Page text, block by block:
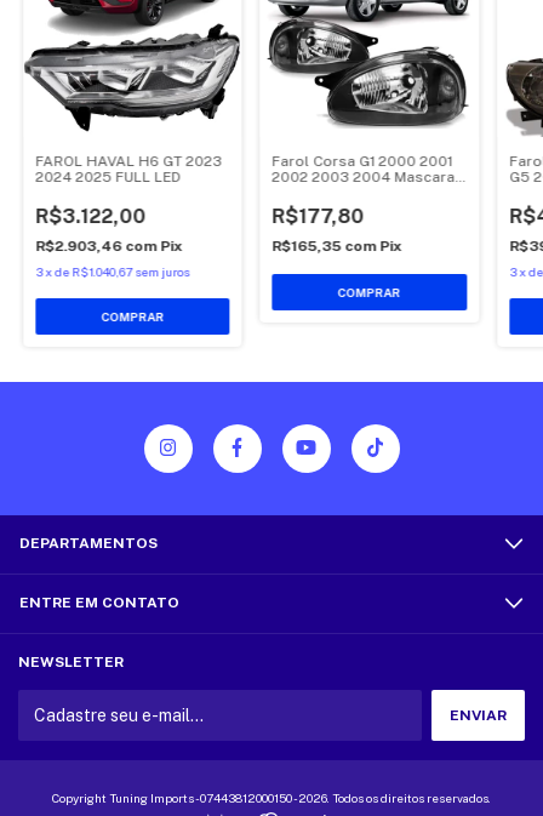
FAROL HAVAL H6 GT 2023
2024 2025 FULL LED
R$3.122,00
R$2.903,46 com Pix
3 xdeR$1.040,67 sem juros
COMPRAR
Farol Corsa G1 2000 2001
2002 2003 2004 Mascara
R$177,80
R$165,35 com Pix
COMPRAR
G5
3 x
DEPARTAMENTOS
ENTRE EM CONTATO
NEWSLETTER
Copyright Tuning Imports - 07443812000150 - 2026. Todos os direitos reservados.